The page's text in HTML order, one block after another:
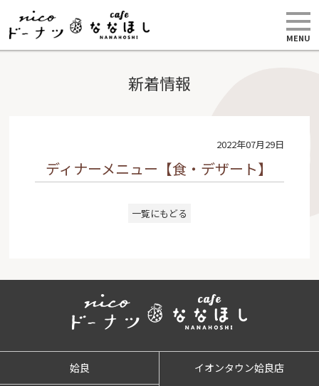
MENU
新着情報
2022年07月29日
ディナーメニュー【食・デザート】
一覧にもどる
姶良 イオンタウン姶良店